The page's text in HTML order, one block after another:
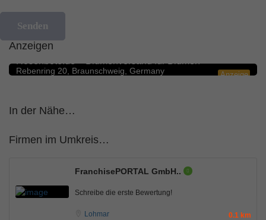
Anzeigen
Anzeige
Blumengeschäfte
Rebenring 20, Braunschweig, Germany
In der Nähe…
Firmen im Umkreis…
FranchisePORTAL GmbH..
Schreibe die erste Bewertung!
Lohmar 0.1 km